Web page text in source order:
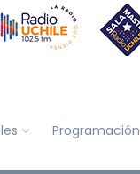
Programación